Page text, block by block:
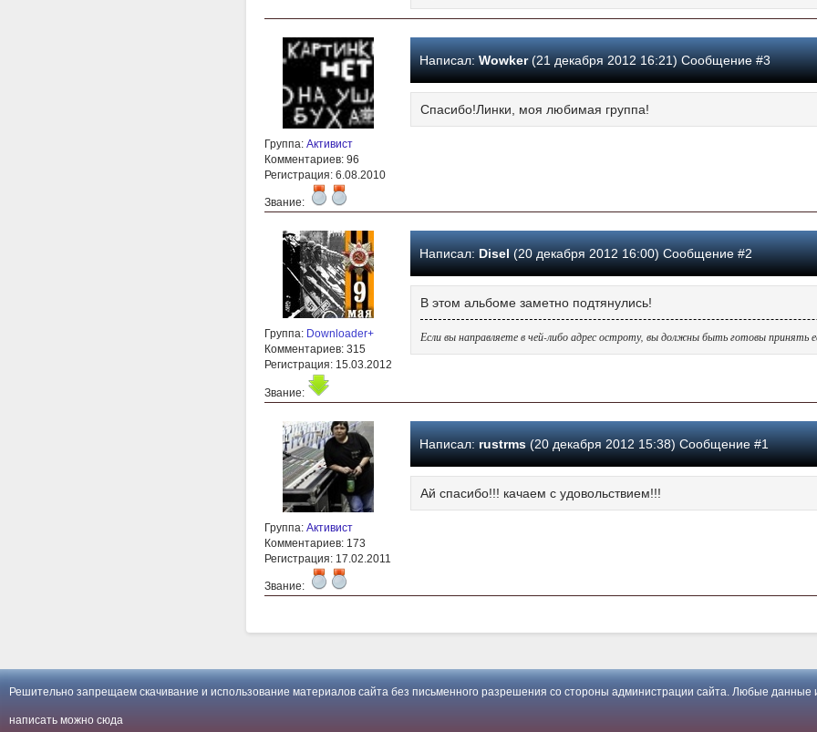
Группа: Активист
Комментариев: 96
Регистрация: 6.08.2010
Звание:
Написал: Wowker(21 декабря 2012 16:21) Сообщение #3
Спасибо!Линки, моя любимая группа!
Группа: Downloader+
Комментариев: 315
Регистрация: 15.03.2012
Звание:
Написал: Disel(20 декабря 2012 16:00) Сообщение #2
В этом альбоме заметно подтянулись!
Если вы направляете в чей-либо адрес остроту, вы должны быть готовы принять
Группа: Активист
Комментариев: 173
Регистрация: 17.02.2011
Звание:
Написал: rustrms(20 декабря 2012 15:38) Сообщение #1
Ай спасибо!!! качаем с удовольствием!!!
Решительно запрещаем скачивание и использование материалов сайта без письменного разрешения со стороны администрации сайта. Любые
написать можно сюда